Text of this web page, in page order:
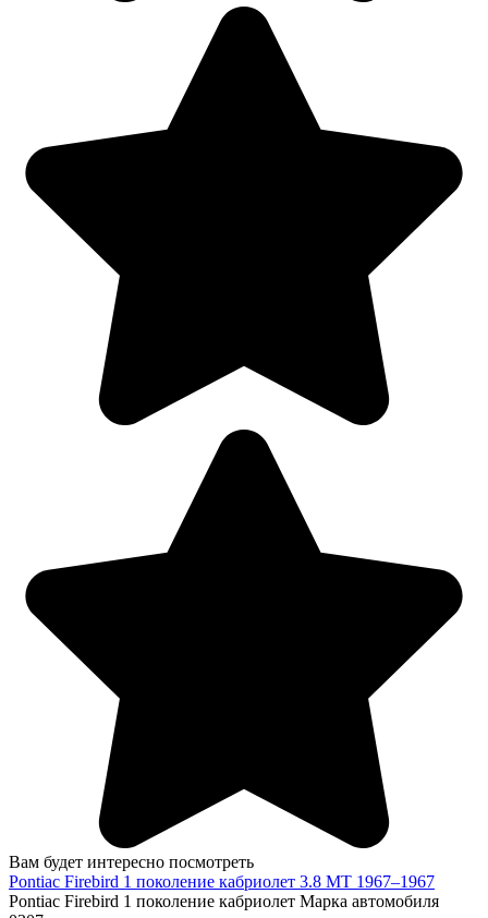
Вам будет интересно посмотреть
Pontiac Firebird 1 поколение кабриолет 3.8 MT 1967–1967
Pontiac Firebird 1 поколение кабриолет Марка автомобиля